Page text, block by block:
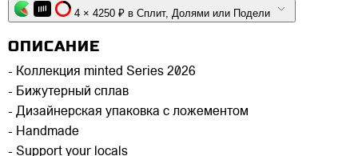
4 × 4250 ₽ в Сплит, Долями или Подели
ОПИСАНИЕ
- Коллекция minted Series 2026
- Бижутерный сплав
- Дизайнерская упаковка с ложементом
- Handmade
- Support your locals